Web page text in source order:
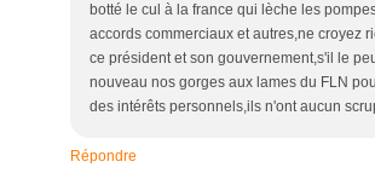
botté le cul à la france qui lèche les
accords commerciaux et autres,ne croyez
ce président et son gouvernement,s'il le
nouveau nos gorges aux lames du FLN
des intérêts personnels,ils n'ont aucun
Répondre